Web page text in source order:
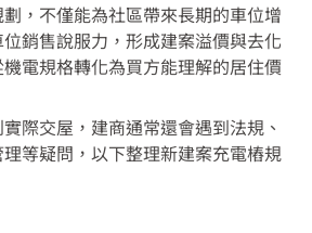
，不僅能為社區帶來長期的車位增
銷售說服力，形成建案溢價與去化
電規格轉化為買方能理解的居住價
際交屋，建商通常還會遇到法規、
等疑問，以下整理新建案充電樁規